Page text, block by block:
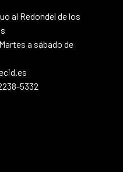
al Redondel de los
a sábado de
5332